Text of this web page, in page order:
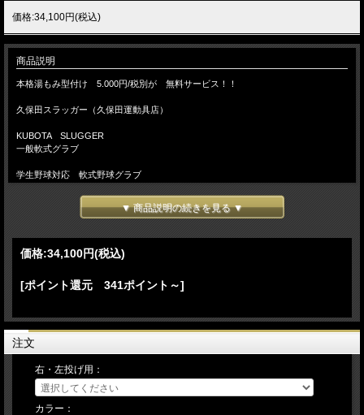
価格:34,100円(税込)
商品説明
本格湯もみ型付け 5.000円/税別が 無料サービス！！
久保田スラッガー（久保田運動具店）
KUBOTA SLUGGER
一般軟式グラブ
学生野球対応 軟式野球グラブ
品番：KSN-SPM
カラー：バーガンディ×トレンチ
カラー：GRオレンジ×トレンチ
ウエブ：W-62
ポケットの広さ：普通
ポケットの深さ：深い
手入れ部：中
小指2本入り対応
日本製
▼ 商品説明の続きを見る ▼
価格:34,100円(税込)
[ポイント還元 341ポイント～]
注文
右・左投げ用：
カラー：